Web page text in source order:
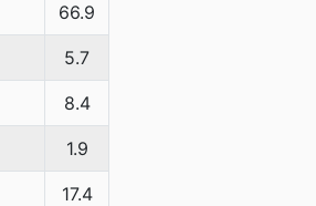
66.9
5.7
8.4
1.9
17.4